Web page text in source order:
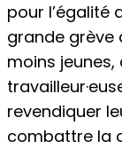
pour l’égalité
grande grève
moins jeunes,
revendiquer
combattre la